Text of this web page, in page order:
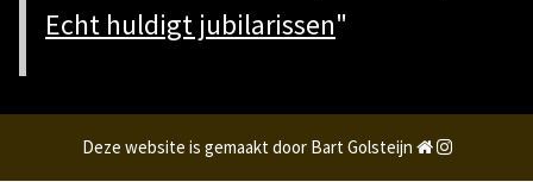
Echt huldigt jubilarissen"
Deze website is gemaakt door Bart Golsteijn